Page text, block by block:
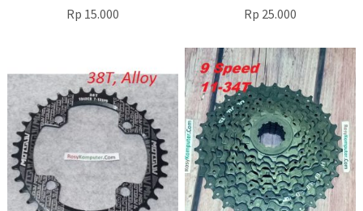
Rp 15.000 Rp 25.000